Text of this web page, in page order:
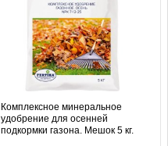
Комплексное минеральное
удобрение для осенней
подкормки газона. Мешок 5 кг.